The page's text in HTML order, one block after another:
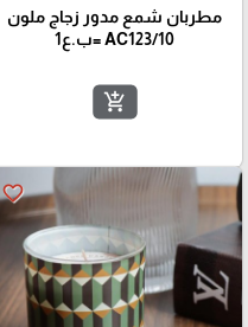
مطربان شمع مدور زجاج ملون
AC123/10 =ب.ع1
add_shopping_cart
favorite_border